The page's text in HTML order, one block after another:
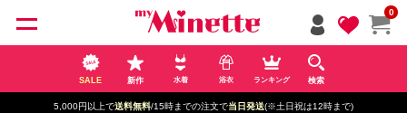
0
SALE 新作 水着 浴衣 ランキング 検索
5,000円以上で送料無料/15時までの注文で当日発送(※土日祝は12時まで)
ペー
ジト
ップ